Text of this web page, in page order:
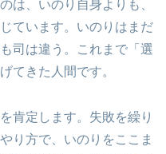
は、いのり自身よりも、
ています。いのりはまだ
司は違う。これまで「選
てきた人間です。
肯定します。失敗を繰り
り方で、いのりをここま